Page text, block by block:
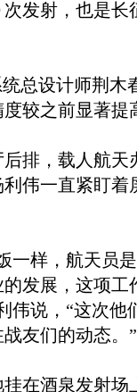
射，也是长
设计师荆木
较之前显著提
，载人航天
伟一直紧盯着
样，航天员是
发展，这项工
伟说，“这次他
友们的动态。”
在酒泉发射场